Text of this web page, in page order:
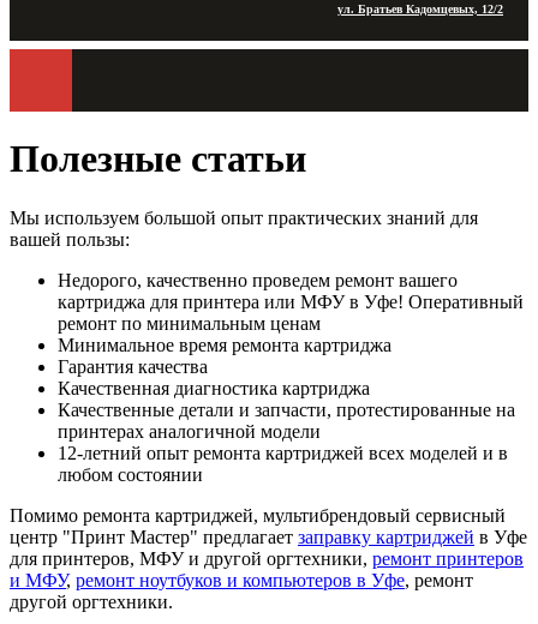
ул. Братьев Кадомцевых, 12/2
Полезные статьи
Мы используем большой опыт практических знаний для
вашей пользы:
Недорого, качественно проведем ремонт вашего
картриджа для принтера или МФУ в Уфе! Оперативный
ремонт по минимальным ценам
Минимальное время ремонта картриджа
Гарантия качества
Качественная диагностика картриджа
Качественные детали и запчасти, протестированные на
принтерах аналогичной модели
12-летний опыт ремонта картриджей всех моделей и в
любом состоянии
Помимо ремонта картриджей, мультибрендовый сервисный
центр "Принт Мастер" предлагает заправку картриджей в Уфе
для принтеров, МФУ и другой оргтехники, ремонт принтеров
и МФУ, ремонт ноутбуков и компьютеров в Уфе, ремонт
другой оргтехники.